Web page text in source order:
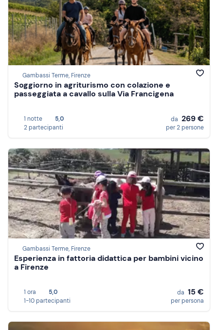
Gambassi Terme, Firenze
Soggiorno in agriturismo con colazione e
passeggiata a cavallo sulla Via Francigena
1 notte
5,0
2 partecipanti
da 269 €
per 2 persone
Gambassi Terme, Firenze
Esperienza in fattoria didattica per bambini vicino
a Firenze
1 ora
5,0
1-10 partecipanti
da 15 €
per persona